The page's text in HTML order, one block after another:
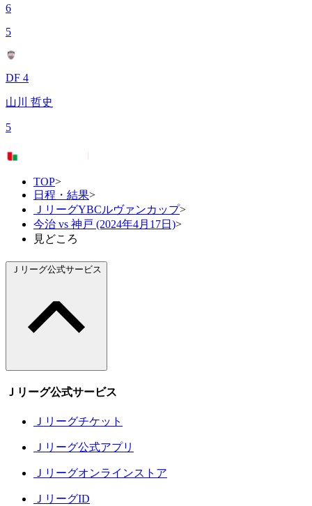
6
5
DF 4
山川 哲史
5
TOP>
日程・結果>
ＪリーグYBCルヴァンカップ>
今治 vs 神戸 (2024年4月17日)>
見どころ
Ｊリーグ公式サービス
Ｊリーグ公式サービス
Ｊリーグチケット
Ｊリーグ公式アプリ
Ｊリーグオンラインストア
ＪリーグID